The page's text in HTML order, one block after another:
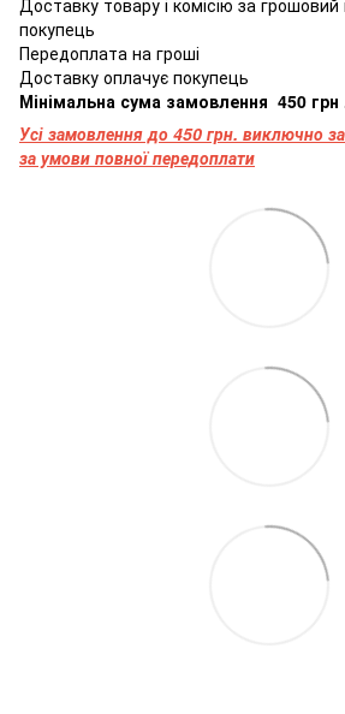
покупець
Передоплата на гроші
Доставку оплачує покупець
Мінімальна сума замовлення 450 грн
Усі замовлення до 450 грн. виключно
за умови повної передоплати